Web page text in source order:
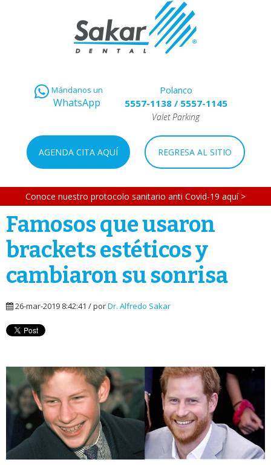
Mándanos un
WhatsApp
Polanco
5557-1138/ 5557-1145
Valet Parking
AGENDA CITA AQUÍ REGRESA AL SITIO
Conoce nuestro protocolo sanitario anti Covid-19 aquí >
Famosos que usaron
brackets estéticos y
cambiaron su sonrisa
26-mar-2019 8:42:41 / porDr. Alfredo Sakar